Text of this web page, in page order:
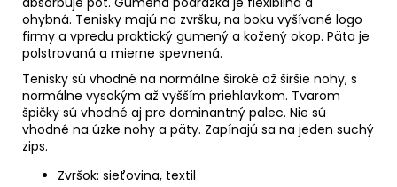
ohybná. Tenisky majú na zvršku, na boku vyšívané logo
firmy a vpredu praktický gumený a kožený okop. Päta je
polstrovaná a mierne spevnená.
Tenisky sú vhodné na normálne široké až širšie nohy, s
normálne vysokým až vyšším priehlavkom. Tvarom
špičky sú vhodné aj pre dominantný palec. Nie sú
vhodné na úzke nohy a päty. Zapínajú sa na jeden suchý
zips.
Zvršok: sieťovina, textil